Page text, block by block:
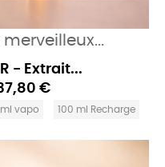
- Extrait...
€
ml vapo 100 ml Recharge